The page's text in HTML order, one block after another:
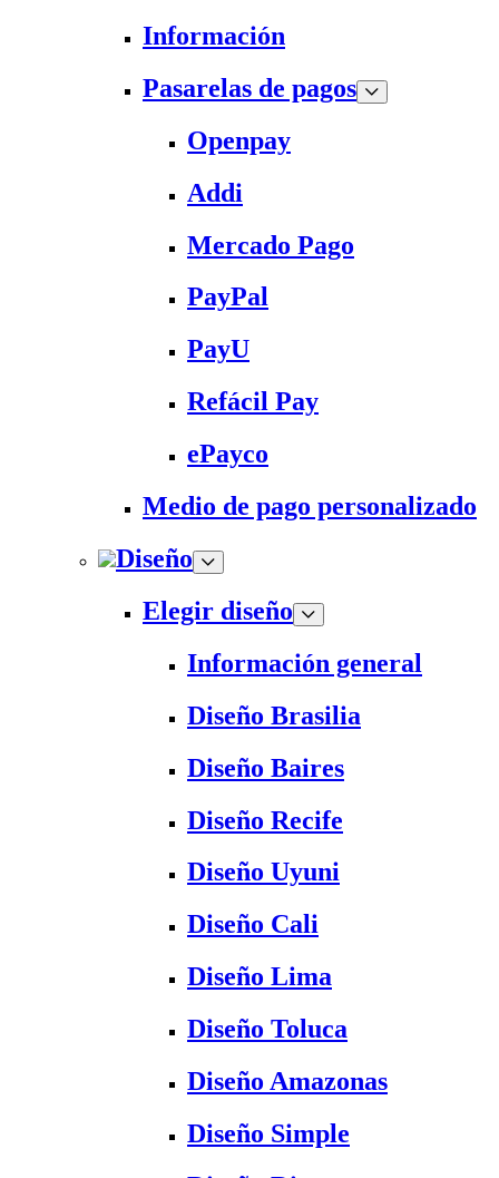
Información
Pasarelas de pagos
Openpay
Addi
Mercado Pago
PayPal
PayU
Refácil Pay
ePayco
Medio de pago personalizado
Diseño
Elegir diseño
Información general
Diseño Brasilia
Diseño Baires
Diseño Recife
Diseño Uyuni
Diseño Cali
Diseño Lima
Diseño Toluca
Diseño Amazonas
Diseño Simple